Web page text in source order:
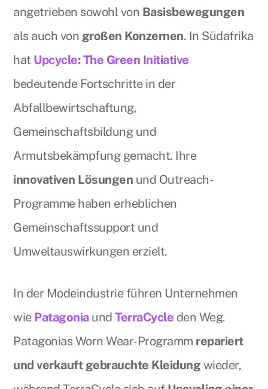
angetrieben sowohl von Basisbewegungen
als auch von großen Konzernen. In Südafrika
hat Upcycle: The Green Initiative
bedeutende Fortschritte in der
Abfallbewirtschaftung,
Gemeinschaftsbildung und
Armutsbekämpfung gemacht. Ihre
innovativen Lösungen und Outreach-
Programme haben erheblichen
Gemeinschaftssupport und
Umweltauswirkungen erzielt.
In der Modeindustrie führen Unternehmen
wie PatagoniaundTerraCycle den Weg.
Patagonias Worn Wear-Programm repariert
und verkauft gebrauchte Kleidung wieder,